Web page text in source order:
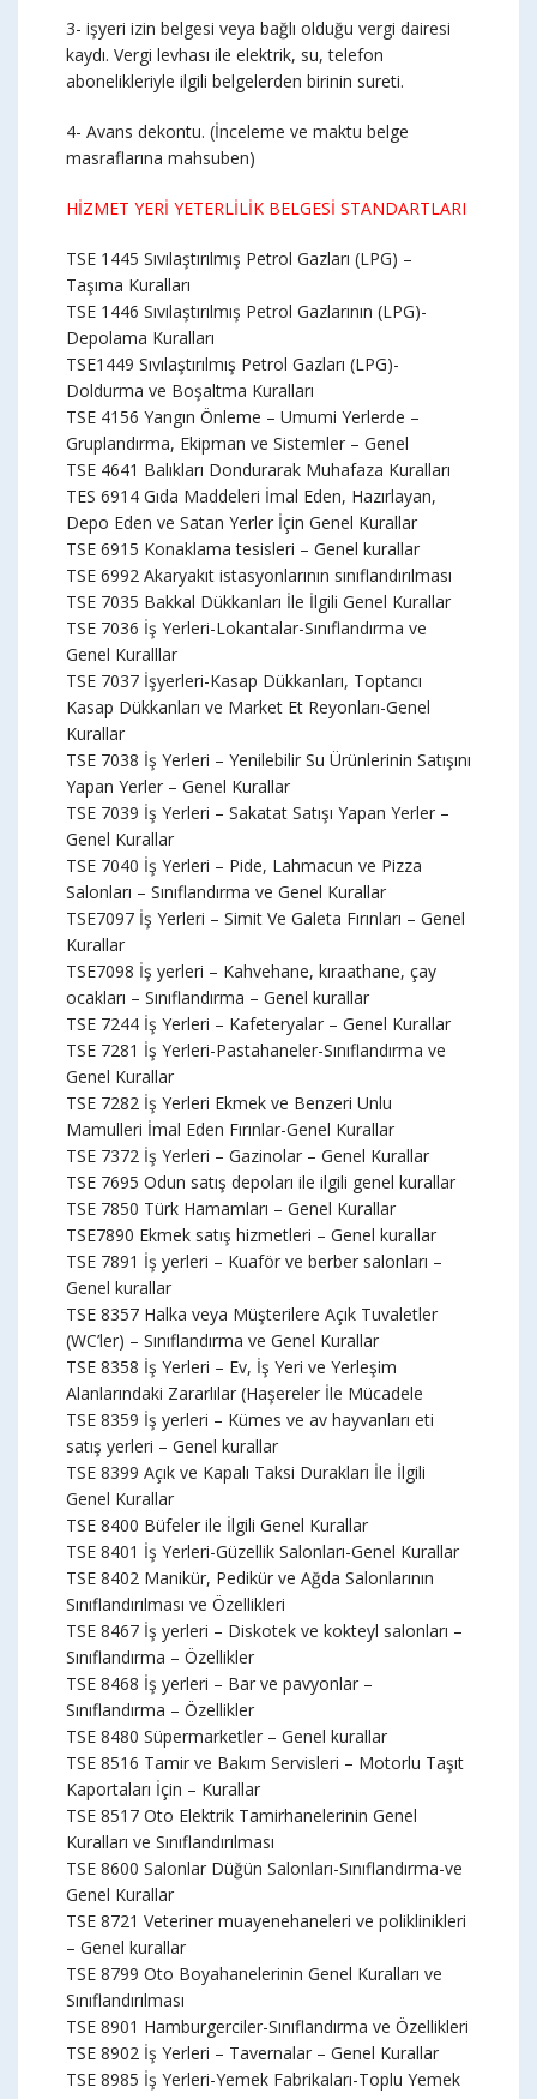
3- işyeri izin belgesi veya bağlı olduğu vergi dairesi
kaydı. Vergi levhası ile elektrik, su, telefon
abonelikleriyle ilgili belgelerden birinin sureti.
4- Avans dekontu. (İnceleme ve maktu belge
masraflarına mahsuben)
HİZMET YERİ YETERLİLİK BELGESİ STANDARTLARI
TSE 1445 Sıvılaştırılmış Petrol Gazları (LPG) –
Taşıma Kuralları
TSE 1446 Sıvılaştırılmış Petrol Gazlarının (LPG)-
Depolama Kuralları
TSE1449 Sıvılaştırılmış Petrol Gazları (LPG)-
Doldurma ve Boşaltma Kuralları
TSE 4156 Yangın Önleme – Umumi Yerlerde –
Gruplandırma, Ekipman ve Sistemler – Genel
TSE 4641 Balıkları Dondurarak Muhafaza Kuralları
TES 6914 Gıda Maddeleri İmal Eden, Hazırlayan,
Depo Eden ve Satan Yerler İçin Genel Kurallar
TSE 6915 Konaklama tesisleri – Genel kurallar
TSE 6992 Akaryakıt istasyonlarının sınıflandırılması
TSE 7035 Bakkal Dükkanları İle İlgili Genel Kurallar
TSE 7036 İş Yerleri-Lokantalar-Sınıflandırma ve
Genel Kuralllar
TSE 7037 İşyerleri-Kasap Dükkanları, Toptancı
Kasap Dükkanları ve Market Et Reyonları-Genel
Kurallar
TSE 7038 İş Yerleri – Yenilebilir Su Ürünlerinin Satışını
Yapan Yerler – Genel Kurallar
TSE 7039 İş Yerleri – Sakatat Satışı Yapan Yerler –
Genel Kurallar
TSE 7040 İş Yerleri – Pide, Lahmacun ve Pizza
Salonları – Sınıflandırma ve Genel Kurallar
TSE7097 İş Yerleri – Simit Ve Galeta Fırınları – Genel
Kurallar
TSE7098 İş yerleri – Kahvehane, kıraathane, çay
ocakları – Sınıflandırma – Genel kurallar
TSE 7244 İş Yerleri – Kafeteryalar – Genel Kurallar
TSE 7281 İş Yerleri-Pastahaneler-Sınıflandırma ve
Genel Kurallar
TSE 7282 İş Yerleri Ekmek ve Benzeri Unlu
Mamulleri İmal Eden Fırınlar-Genel Kurallar
TSE 7372 İş Yerleri – Gazinolar – Genel Kurallar
TSE 7695 Odun satış depoları ile ilgili genel kurallar
TSE 7850 Türk Hamamları – Genel Kurallar
TSE7890 Ekmek satış hizmetleri – Genel kurallar
TSE 7891 İş yerleri – Kuaför ve berber salonları –
Genel kurallar
TSE 8357 Halka veya Müşterilere Açık Tuvaletler
(WC’ler) – Sınıflandırma ve Genel Kurallar
TSE 8358 İş Yerleri – Ev, İş Yeri ve Yerleşim
Alanlarındaki Zararlılar (Haşereler İle Mücadele
TSE 8359 İş yerleri – Kümes ve av hayvanları eti
satış yerleri – Genel kurallar
TSE 8399 Açık ve Kapalı Taksi Durakları İle İlgili
Genel Kurallar
TSE 8400 Büfeler ile İlgili Genel Kurallar
TSE 8401 İş Yerleri-Güzellik Salonları-Genel Kurallar
TSE 8402 Manikür, Pedikür ve Ağda Salonlarının
Sınıflandırılması ve Özellikleri
TSE 8467 İş yerleri – Diskotek ve kokteyl salonları –
Sınıflandırma – Özellikler
TSE 8468 İş yerleri – Bar ve pavyonlar –
Sınıflandırma – Özellikler
TSE 8480 Süpermarketler – Genel kurallar
TSE 8516 Tamir ve Bakım Servisleri – Motorlu Taşıt
Kaportaları İçin – Kurallar
TSE 8517 Oto Elektrik Tamirhanelerinin Genel
Kuralları ve Sınıflandırılması
TSE 8600 Salonlar Düğün Salonları-Sınıflandırma-ve
Genel Kurallar
TSE 8721 Veteriner muayenehaneleri ve poliklinikleri
– Genel kurallar
TSE 8799 Oto Boyahanelerinin Genel Kuralları ve
Sınıflandırılması
TSE 8901 Hamburgerciler-Sınıflandırma ve Özellikleri
TSE 8902 İş Yerleri – Tavernalar – Genel Kurallar
TSE 8985 İş Yerleri-Yemek Fabrikaları-Toplu Yemek